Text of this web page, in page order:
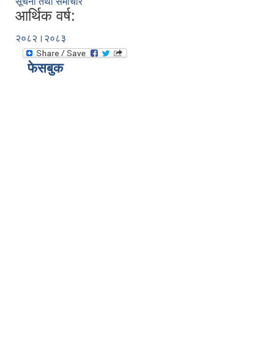
आर्थिक वर्ष:
२०८२।२०८३
फेसबुक